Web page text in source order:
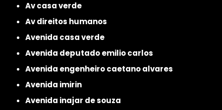
av casa verde
av direitos humanos
avenida casa verde
avenida deputado emilio carlos
avenida engenheiro caetano alvares
avenida imirin
avenida inajar de souza